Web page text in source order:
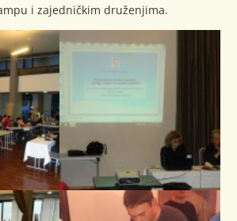
i zajedničkim druženjima.